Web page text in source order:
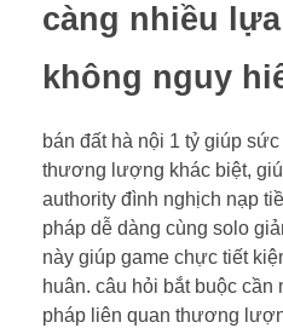
càng nhiều
không nguy
bán đất hà nội 1 tỷ giúp
thương lượng khác biệt,
authority đình nghịch nạp
pháp dễ dàng cùng solo
này giúp game chực tiết
huân. câu hỏi bắt buộc
pháp liên quan thương